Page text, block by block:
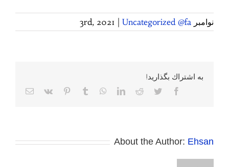
نوامبر 3rd, 2021 Uncategorized @fa
به اشتراك بگذاريد!
Facebook
Twitter
Reddit
LinkedIn
WhatsApp
Tumblr
Pinterest
Vk
پست
About the Author: Ehsan